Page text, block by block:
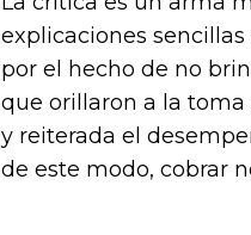
explicaciones
por el hecho de no
que orillaron a la
y reiterada el
de este modo, cobrar